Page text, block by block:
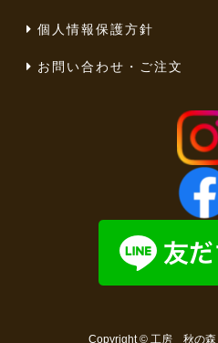
個人情報保護方針
お問い合わせ・ご注文
Copyright © 工房 秋の森